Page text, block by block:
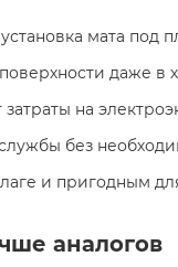
мата под
даже в
на
без
и пригодным
аналогов